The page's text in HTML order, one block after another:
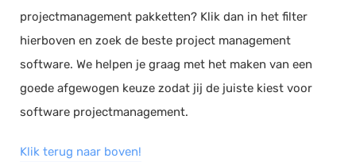
projectmanagement pakketten? Klik dan in het filter
hierboven en zoek de beste project management
software. We helpen je graag met het maken van een
goede afgewogen keuze zodat jij de juiste kiest voor
software projectmanagement.
Klik terug naar boven!